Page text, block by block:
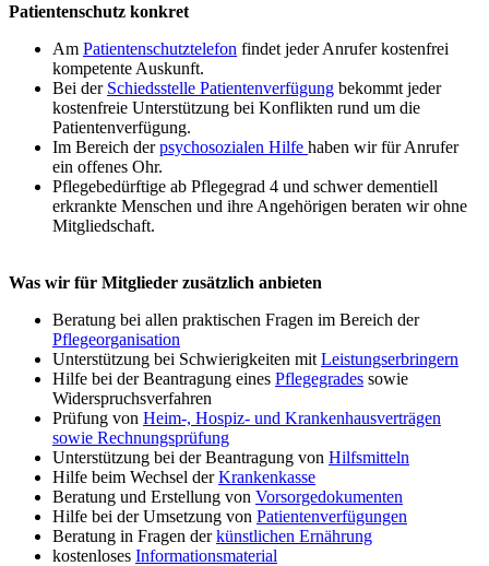
Patientenschutz konkret
Am Patientenschutztelefon findet jeder Anrufer kostenfrei
kompetente Auskunft.
Bei der Schiedsstelle Patientenverfügung bekommt jeder
kostenfreie Unterstützung bei Konflikten rund um die
Patientenverfügung.
Im Bereich derpsychosozialen Hilfe haben wir für Anrufer
ein offenes Ohr.
Pflegebedürftige ab Pflegegrad 4 und schwer dementiell
erkrankte Menschen und ihre Angehörigen beraten wir ohne
Mitgliedschaft.
Was wir für Mitglieder zusätzlich anbieten
Beratung bei allen praktischen Fragen im Bereich der
Pflegeorganisation
Unterstützung bei Schwierigkeiten mit Leistungserbringern
Hilfe bei der Beantragung eines Pflegegrades sowie
Widerspruchsverfahren
Prüfung von Heim-, Hospiz- und Krankenhausverträgen
sowie Rechnungsprüfung
Unterstützung bei der Beantragung von Hilfsmitteln
Hilfe beim Wechsel derKrankenkasse
Beratung und Erstellung von Vorsorgedokumenten
Hilfe bei der Umsetzung von Patientenverfügungen
Beratung in Fragen derkünstlichen Ernährung
kostenloses Informationsmaterial